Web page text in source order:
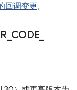
回调变更。
_ CODE